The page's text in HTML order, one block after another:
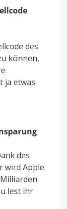
des
können,
ja etwas
des
wird Apple
lest ihr